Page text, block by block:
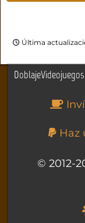
Última
Haz
© 2012-